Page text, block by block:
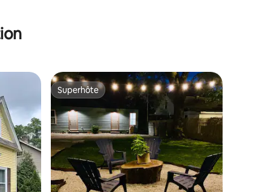
: 4,96 sur 5
appréciés Superhôte
Superhôte